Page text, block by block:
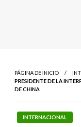
PÁGINA DE INICIO
PRESIDENTE DE LA
DE CHINA
INTERNACIONAL